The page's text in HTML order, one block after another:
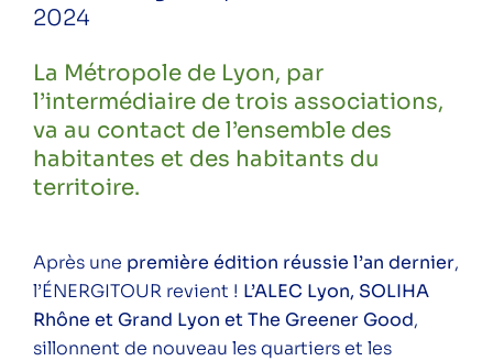
rénovation en copropriété par ALEC
Lyon
Webinaire – Évolutions Aides
financières 2024
étape 18
ÉNERGITOUR à la rencontre des
habitants – Lyon 3 – étape 19
2024
La Métropole de Lyon, par
l’intermédiaire de trois associations,
va au contact de l’ensemble des
habitantes et des habitants du
territoire.
Après une première édition réussie l’an dernier,
l’ÉNERGITOUR revient ! L’ALEC Lyon, SOLIHA
Rhône et Grand Lyon et The Greener Good,
sillonnent de nouveau les quartiers et les